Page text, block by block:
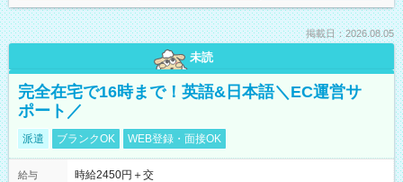
掲載日：2026.08.05
未読
完全在宅で16時まで！英語&日本語＼EC運営サ
ポート／
派遣 ブランクOK WEB登録・面接OK
給与
時給2450円＋交